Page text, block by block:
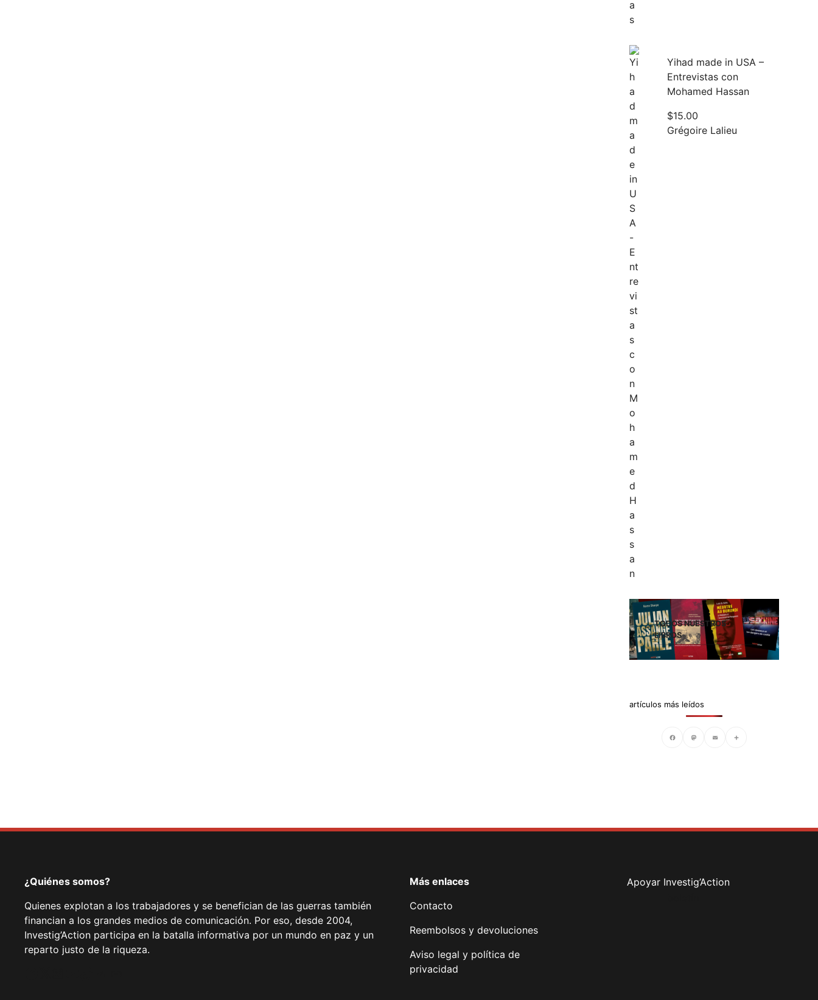
Yihad made in USA –
Entrevistas con
Mohamed Hassan
$15.00
Grégoire Lalieu
TODOS NUESTROS
LIBROS
artículos más leídos
¿Quiénes somos?
Quienes explotan a los trabajadores y se benefician de las guerras también
financian a los grandes medios de comunicación. Por eso, desde 2004,
Investig’Action participa en la batalla informativa por un mundo en paz y un
reparto justo de la riqueza.
Más enlaces
Contacto
Reembolsos y devoluciones
Aviso legal y política de
privacidad
Apoyar Investig’Action